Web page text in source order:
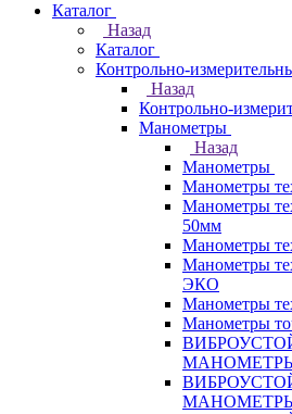
Каталог
Назад
Каталог
Контрольно-
Назад
Контрольно-
Манометры
Назад
Манометры
Манометры
Манометры
50мм
Манометры
Манометры
ЭКО
Манометры
Манометры
МАНОМЕТРЫ